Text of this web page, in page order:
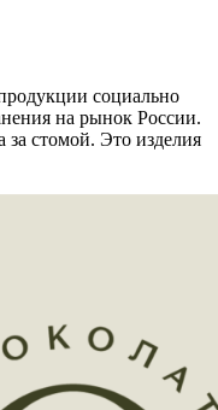
социально
на рынок России.
за стомой. Это изделия